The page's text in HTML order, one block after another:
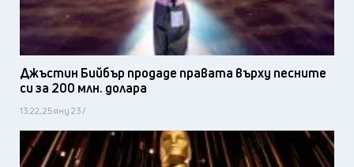
Джъстин Бийбър продаде правата върху песните
си за 200 млн. долара
13:22, 25 яну 23 /